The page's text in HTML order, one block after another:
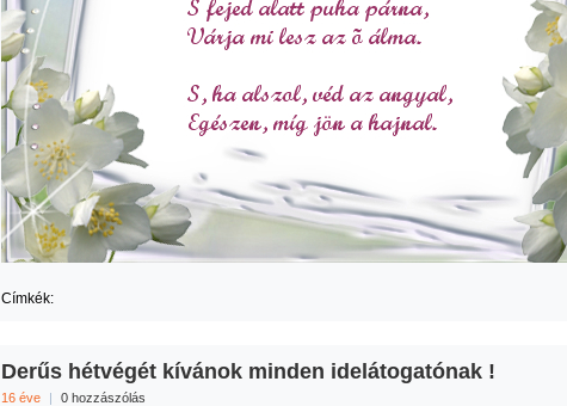
Címkék:
Derűs hétvégét kívánok minden idelátogatónak !
16 éve | 0 hozzászólás